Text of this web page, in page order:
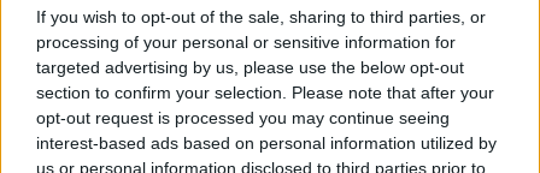
If you wish to opt-out of the sale, sharing to third parties, or
processing of your personal or sensitive information for
targeted advertising by us, please use the below opt-out
section to confirm your selection. Please note that after your
opt-out request is processed you may continue seeing
interest-based ads based on personal information utilized by
us or personal information disclosed to third parties prior to
24 ώρες στη Λιουμπλιάνα
πριν 5 λεπτά
Ασημένιο για Γιώργο Χιώτη και Απόστολο Σταύρο
Αλεξίου στο Παγκόσμιο Πρωτάθλημα Κωπηλασίας
Εφήβων-Νεανίδων στη Βουλγαρία, δείτε βίντεο
πριν 7 λεπτά